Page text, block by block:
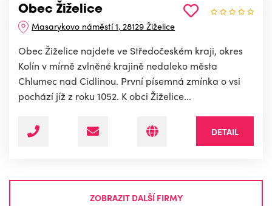
Obec Žiželice
Masarykovo náměstí 1, 28129 Žiželice
Obec Žiželice najdete ve Středočeském kraji, okres
Kolín v mírně zvlněné krajině nedaleko města
Chlumec nad Cidlinou. První písemná zmínka o vsi
pochází jíž z roku 1052. K obci Žiželice...
DETAIL
ZOBRAZIT DALŠÍ FIRMY